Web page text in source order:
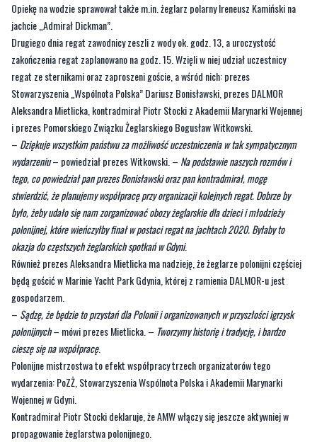
Opiekę na wodzie sprawował także m.in. żeglarz polarny Ireneusz Kamiński na
jachcie „Admirał Dickman”.
Drugiego dnia regat zawodnicy zeszli z wody ok. godz. 13, a uroczystość
zakończenia regat zaplanowano na godz. 15. Wzięli w niej udział uczestnicy
regat ze sternikami oraz zaproszeni goście, a wśród nich: prezes
Stowarzyszenia „Wspólnota Polska” Dariusz Bonisławski, prezes DALMOR
Aleksandra Mietlicka, kontradmirał Piotr Stocki z Akademii Marynarki Wojennej
i prezes Pomorskiego Związku Żeglarskiego Bogusław Witkowski.
– Dziękuje wszystkim państwu za możliwość uczestniczenia w tak sympatycznym
wydarzeniu– powiedział prezes Witkowski. – Na podstawie naszych rozmów i
tego, co powiedział pan prezes Bonisławski oraz pan kontradmirał, mogę
stwierdzić, że planujemy współpracę przy organizacji kolejnych regat. Dobrze by
było, żeby udało się nam zorganizować obozy żeglarskie dla dzieci i młodzieży
polonijnej, które wieńczyłby finał w postaci regat na jachtach 2020. Byłaby to
okazja do częstszych żeglarskich spotkań w Gdyni.
Również prezes Aleksandra Mietlicka ma nadzieję, że żeglarze polonijni częściej
będą gościć w Marinie Yacht Park Gdynia, której z ramienia DALMOR-u jest
gospodarzem.
– Sądzę, że będzie to przystań dla Polonii i organizowanych w przyszłości igrzysk
polonijnych– mówi prezes Mietlicka. – Tworzymy historię i tradycję, i bardzo
cieszę się na współpracę.
Polonijne mistrzostwa to efekt współpracy trzech organizatorów tego
wydarzenia: PoZŻ, Stowarzyszenia Wspólnota Polska i Akademii Marynarki
Wojennej w Gdyni.
Kontradmirał Piotr Stocki deklaruje, że AMW włączy się jeszcze aktywniej w
propagowanie żeglarstwa polonijnego.